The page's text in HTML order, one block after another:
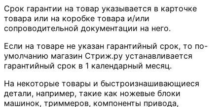
Срок гарантии на товар указывается в карточке
товара или на коробке товара и/или
сопроводительной документации на него.
Если на товаре не указан гарантийный срок, то по-
умолчанию магазин Стриж.ру устанавливается
гарантийный срок в 1 календарный месяц.
На некоторые товары и быстроизнашивающиеся
детали, например, такие как ножевые блоки
машинок, триммеров, компоненты привода,